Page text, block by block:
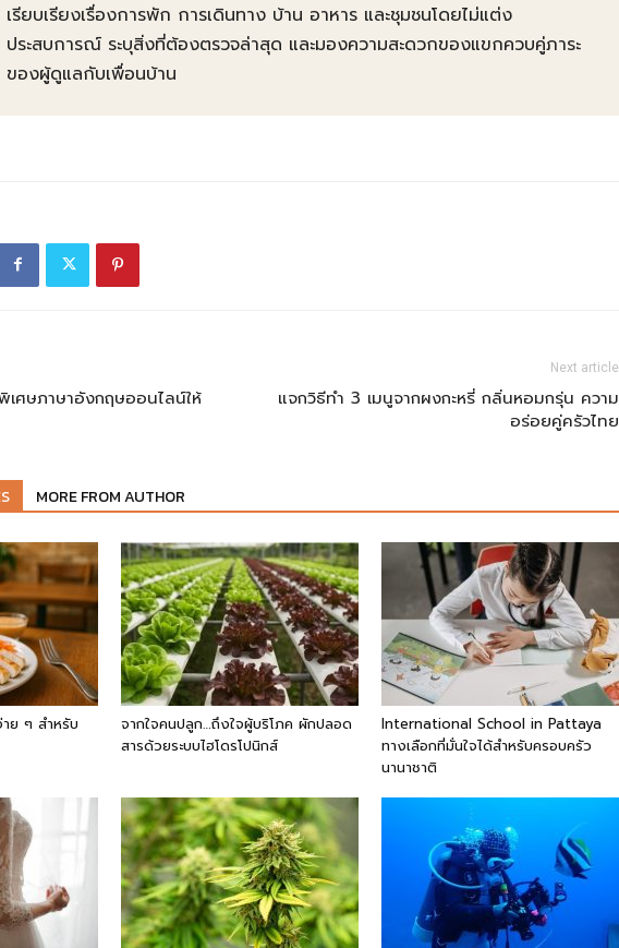
เรียบเรียงเรื่องการพัก การเดินทาง บ้าน อาหาร และชุมชนโดยไม่แต่ง
ประสบการณ์ ระบุสิ่งที่ต้องตรวจล่าสุด และมองความสะดวกของแขกควบคู่ภาระ
ของผู้ดูแลกับเพื่อนบ้าน
เศษภาษาอังกฤษออนไลน์ให้
Next article
แจกวิธีทำ 3 เมนูจากผงกะหรี่ กลิ่นหอมกรุ่น ความ
อร่อยคู่ครัวไทย
MORE FROM AUTHOR
าย ๆ สำหรับ
จากใจคนปลูก…ถึงใจผู้บริโภค ผักปลอด
สารด้วยระบบไฮโดรโปนิกส์
International School in Pattaya
ทางเลือกที่มั่นใจได้สำหรับครอบครัว
นานาชาติ